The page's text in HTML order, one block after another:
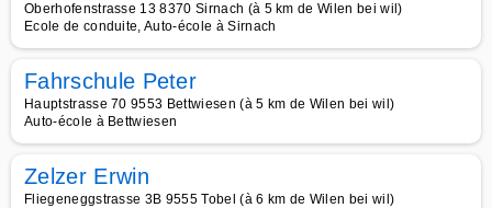
Oberhofenstrasse 13 8370 Sirnach (à 5 km de Wilen bei wil)
Ecole de conduite, Auto-école à Sirnach
Fahrschule Peter
Hauptstrasse 70 9553 Bettwiesen (à 5 km de Wilen bei wil)
Auto-école à Bettwiesen
Zelzer Erwin
Fliegeneggstrasse 3B 9555 Tobel (à 6 km de Wilen bei wil)